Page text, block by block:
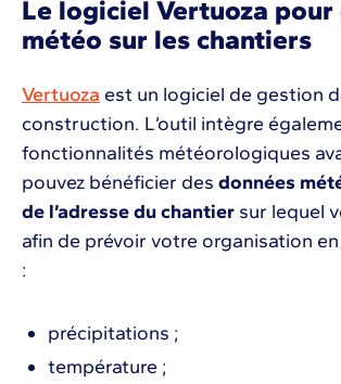
Le logiciel Vertuoza pour
météo sur les chantiers
Vertuoza est un logiciel de gestion
construction. L’outil intègre
fonctionnalités météorologiques
pouvez bénéficier des données
de l’adresse du chantier sur lequel
afin de prévoir votre organisation
:
précipitations ;
température ;